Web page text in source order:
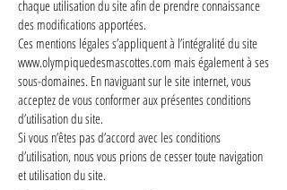
chaque utilisation du site afin de prendre connaissance
des modifications apportées.
Ces mentions légales s’appliquent à l’intégralité du site
www.olympiquedesmascottes.com mais également à ses
sous-domaines. En naviguant sur le site internet, vous
acceptez de vous conformer aux présentes conditions
d’utilisation du site.
Si vous n’êtes pas d’accord avec les conditions
d’utilisation, nous vous prions de cesser toute navigation
et utilisation du site.